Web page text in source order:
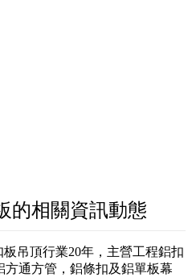
的相關資訊動態
吊頂行業20年，主營工程鋁扣
通方管，鋁條扣及鋁單板幕